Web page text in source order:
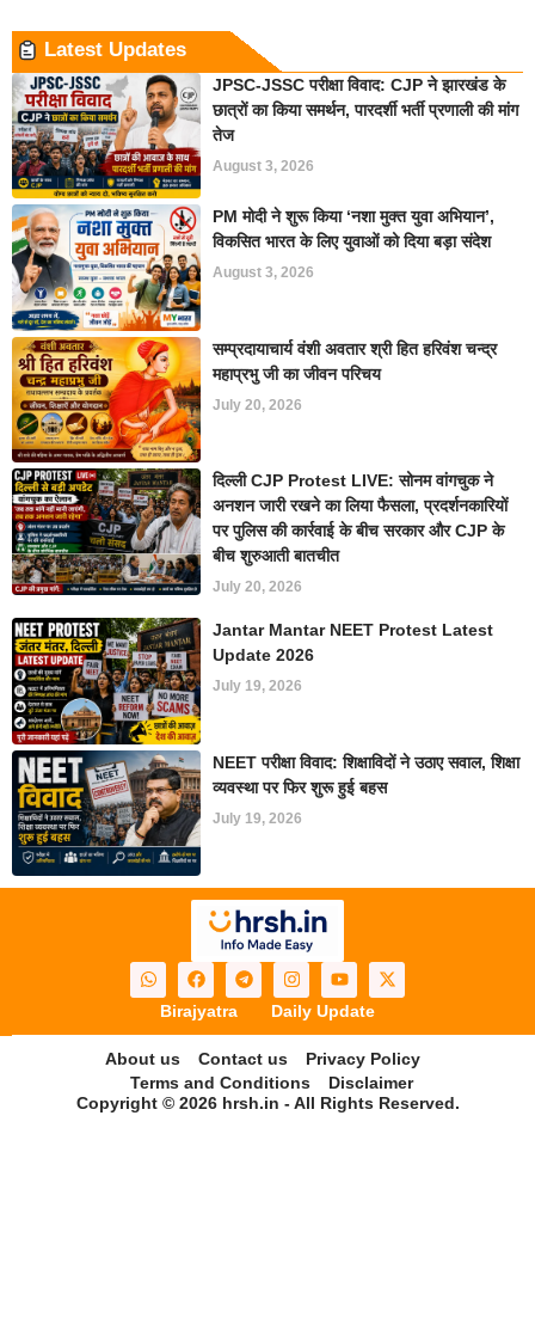
Latest Updates
JPSC-JSSC परीक्षा विवाद: CJP ने झारखंड के
छात्रों का किया समर्थन, पारदर्शी भर्ती प्रणाली की मांग
तेज
August 3, 2026
PM मोदी ने शुरू किया ‘नशा मुक्त युवा अभियान’,
विकसित भारत के लिए युवाओं को दिया बड़ा संदेश
August 3, 2026
सम्प्रदायाचार्य वंशी अवतार श्री हित हरिवंश चन्द्र
महाप्रभु जी का जीवन परिचय
July 20, 2026
दिल्ली CJP Protest LIVE: सोनम वांगचुक ने
अनशन जारी रखने का लिया फैसला, प्रदर्शनकारियों
पर पुलिस की कार्रवाई के बीच सरकार और CJP के
बीच शुरुआती बातचीत
July 20, 2026
Jantar Mantar NEET Protest Latest
Update 2026
July 19, 2026
NEET परीक्षा विवाद: शिक्षाविदों ने उठाए सवाल, शिक्षा
व्यवस्था पर फिर शुरू हुई बहस
July 19, 2026
Birajyatra Daily Update
About us Contact us
Privacy Policy
Terms and Conditions
Disclaimer
Copyright © 2026 hrsh.in - All Rights Reserved.